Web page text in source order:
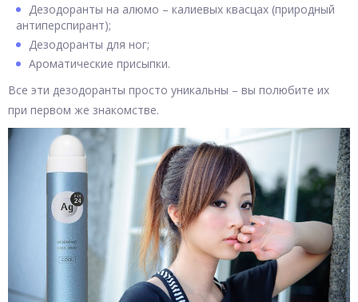
Дезодоранты на алюмо – калиевых квасцах (природный
антиперспирант);
Дезодоранты для ног;
Ароматические присыпки.
Все эти дезодоранты просто уникальны – вы полюбите их
при первом же знакомстве.